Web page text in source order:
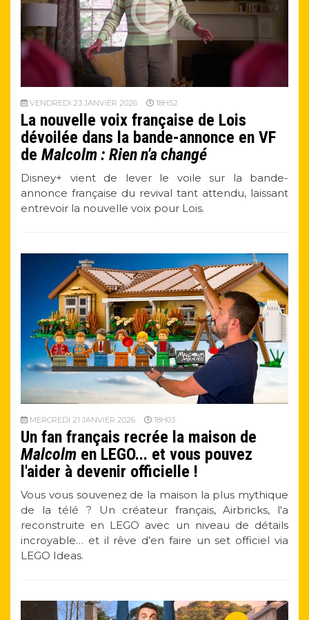
VENDREDI 23 JANVIER 2026 18H52
La nouvelle voix française de Lois
dévoilée dans la bande-annonce en VF
de Malcolm : Rien n'a changé
Disney+ vient de lever le voile sur la bande-
annonce française du revival tant attendu, laissant
entrevoir la nouvelle voix pour Lois.
MERCREDI 21 JANVIER 2026 18H03
Un fan français recrée la maison de
Malcolm en LEGO... et vous pouvez
l'aider à devenir officielle !
Vous vous souvenez de la maison la plus mythique
de la télé ? Un créateur français, Airbricks, l'a
reconstruite en LEGO avec un niveau de détails
incroyable… et il rêve d’en faire un set officiel via
LEGO Ideas.